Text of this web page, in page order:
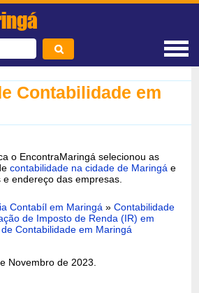
Contabilidade em
o EncontraMaringá selecionou as
contabilidade na cidade de Maringá e
endereço das empresas.
Contabíl em Maringá »Contabilidade
de Imposto de Renda (IR) em
Contabilidade em Maringá
Novembro de 2023.